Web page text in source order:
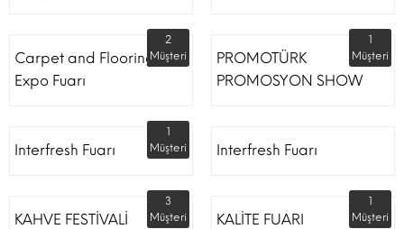
Carpet and Flooring
Expo Fuarı
2
Müşteri
PROMOTÜRK
PROMOSYON SHOW
1
Müşteri
Interfresh Fuarı
1
Müşteri
Interfresh Fuarı
KAHVE FESTİVALİ
3
Müşteri
KALİTE FUARI
1
Müşteri